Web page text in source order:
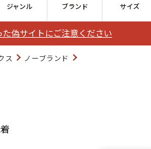
た偽サイトにご注意ください
ジャンル ブランド サイズ
でのご注文で当日出荷！
ス
ノーブランド